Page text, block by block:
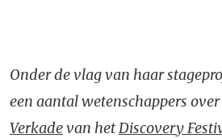
Onder de vlag van haar
een aantal wetenschappers
Verkadevan hetDiscovery